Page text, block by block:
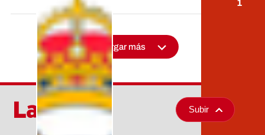
1
Cargar más
Subir